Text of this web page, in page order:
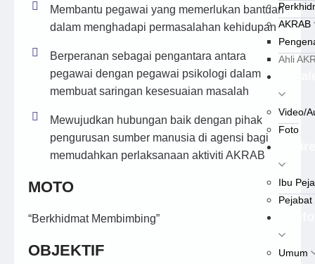
AKRAB
Ahli
Video/
Foto
Ibu
Umum
Membantu pegawai yang memerlukan bantuan
dalam menghadapi permasalahan kehidupan
Berperanan sebagai pengantara antara
pegawai dengan pegawai psikologi dalam
membuat saringan kesesuaian masalah
Mewujudkan hubungan baik dengan pihak
pengurusan sumber manusia di agensi bagi
memudahkan perlaksanaan aktiviti AKRAB
MOTO
“Berkhidmat Membimbing”
OBJEKTIF